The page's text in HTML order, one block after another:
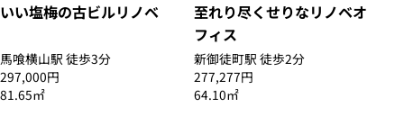
いい塩梅の古ビルリノベ
馬喰横山駅 徒歩3分
297,000円
81.65㎡
至れり尽くせりなリノベオ
フィス
新御徒町駅 徒歩2分
277,277円
64.10㎡